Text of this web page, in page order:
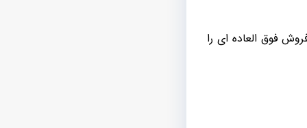
فوق العاده ای را